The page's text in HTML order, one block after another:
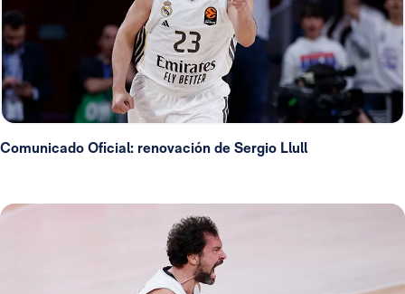
Comunicado Oficial: renovación de Sergio Llull